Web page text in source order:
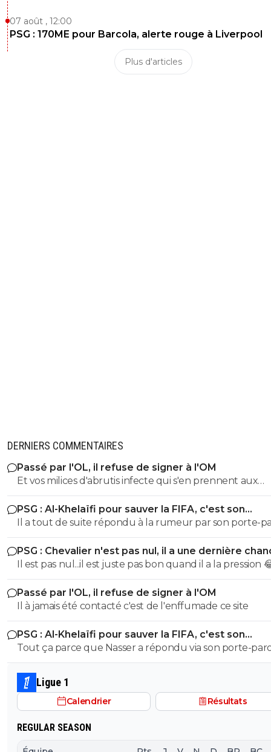
07 août , 12:00
PSG : 170ME pour Barcola, alerte rouge à Liverpool
Plus d'articles
DERNIERS COMMENTAIRES
Passé par l'OL, il refuse de signer à l'OM
Et vos milices d'abrutis infecte qui s'en prennent aux
supporters adverse qui manifeste leurs joie au
stade de bandits t'en parle ?
PSG : Al-Khelaïfi pour sauver la FIFA, c'est son
cauchemar
Il a tout de suite répondu à la rumeur par son porte-
M. Al-Khelaifi n'a absolument aucune ambition, aucune
intention et aucun intérêt pour ce poste à la FIFA". Ce
n'empêche pas ensuite les délires des gens : "oui mais
où...." 😁
PSG : Chevalier n'est pas nul, il a une dernière
Il est pas nul...il est juste pas bon quand il a la pression
Passé par l'OL, il refuse de signer à l'OM
Il à jamais été contacté c'est de l'enffumade ce site
PSG : Al-Khelaïfi pour sauver la FIFA, c'est son
cauchemar
Tout ça parce que Nasser a répondu via son porte-
M. Al-Khelaifi n'a absolument aucune ambition, aucune
intention et aucun intérêt pour ce poste à la FIFA".
même pas s'il avait répondu "peut-être...." 🤣
Ligue 1
Calendrier Résultats
REGULAR SEASON